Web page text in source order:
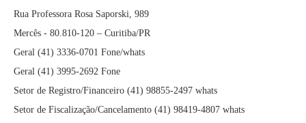
Rua Professora Rosa Saporski, 989
Mercês - 80.810-120 – Curitiba/PR
Geral (41) 3336-0701 Fone/whats
Geral (41) 3995-2692 Fone
Setor de Registro/Financeiro (41) 98855-2497 whats
Setor de Fiscalização/Cancelamento (41) 98419-4807 whats